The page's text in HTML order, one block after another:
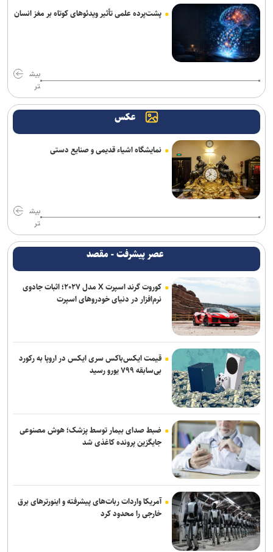
پشت‌پرده علمی تأثیر ویدئو‌های کوتاه بر مغز انسان
بیش
تر
عکس
نمایشگاه اشیاء قدیمی و صنایع دستی
بیش
تر
عصر پیشرفت - مقصد
کوروت گرند اسپرت X مدل ۲۰۲۷؛ اثبات جادوی
نرم‌افزار در دنیای خودروهای اسپرت
قیمت ایکس‌باکس سری ایکس در اروپا به رکورد
بی‌سابقه ۷۹۹ یورو رسید
ضبط صدای بیمار توسط پزشک؛ هوش مصنوعی
جایگزین پرونده کاغذی شد
آمریکا واردات ربات‌های پیشرفته و اینورترهای برق
خارجی را محدود کرد